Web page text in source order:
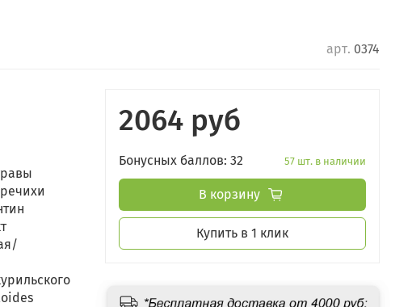
арт. 0374
2064 руб
Бонусных баллов: 32 57 шт. в наличии
В корзину
Купить в 1 клик